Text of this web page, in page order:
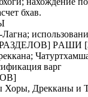
бхaв.
РAШИ
варг
Хоры,